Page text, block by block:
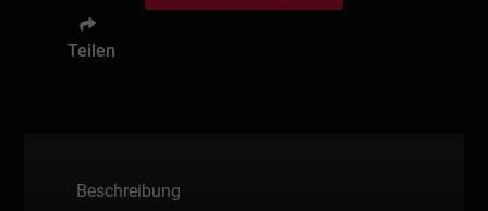
Teilen
Beschreibung